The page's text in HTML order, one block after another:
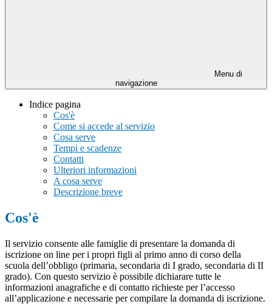
Menu di
navigazione
Indice pagina
Cos'è
Come si accede al servizio
Cosa serve
Tempi e scadenze
Contatti
Ulteriori informazioni
A cosa serve
Descrizione breve
Cos'è
Il servizio consente alle famiglie di presentare la domanda di
iscrizione on line per i propri figli al primo anno di corso della
scuola dell’obbligo (primaria, secondaria di I grado, secondaria di II
grado). Con questo servizio è possibile dichiarare tutte le
informazioni anagrafiche e di contatto richieste per l’accesso
all’applicazione e necessarie per compilare la domanda di iscrizione.